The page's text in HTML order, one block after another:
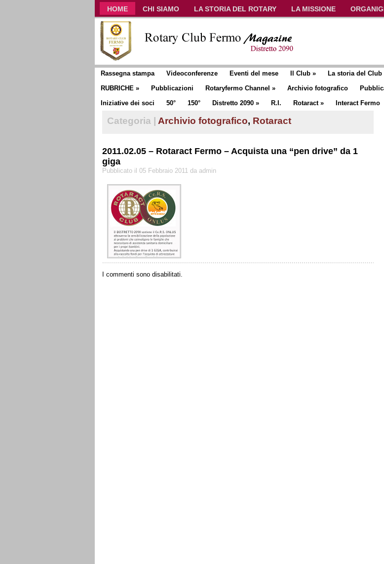
HOME CHI SIAMO LA STORIA DEL ROTARY LA MISSIONE
CLUB COMMUNICATOR
Rassegna stampa Videoconferenze Eventi del mese Il Club » La storia del Club
RUBRICHE » Pubblicazioni Rotaryfermo Channel » Archivio fotografico
Iniziative dei soci
50° 150° Distretto 2090 » R.I. Rotaract» Interact Fermo
Categoria | Archivio fotografico, Rotaract
2011.02.05 – Rotaract Fermo – Acquista una “pen drive” da 1
giga
Pubblicato il 05 Febbraio 2011 da admin
I commenti sono disabilitati.